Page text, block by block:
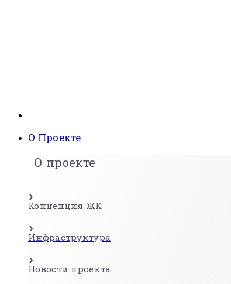
О Проекте
О проекте
Концепция ЖК
Инфраструктура
Новости проекта